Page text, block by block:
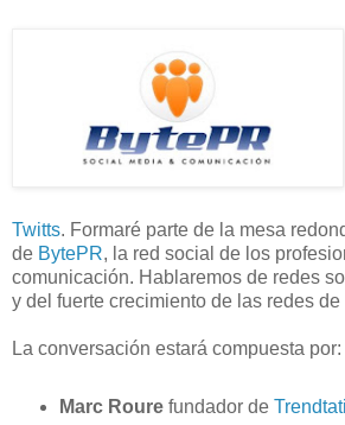
Twitts. Formaré parte de la mesa
de BytePR, la red social de los
comunicación. Hablaremos de redes
y del fuerte crecimiento de las redes de
La conversación estará compuesta por:
Marc Rourefundador de